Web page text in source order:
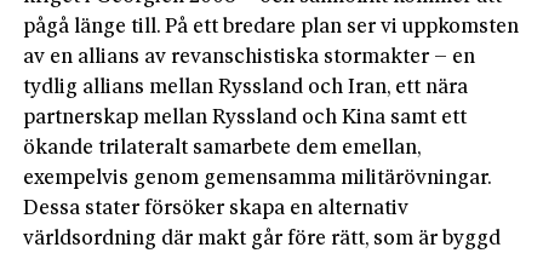
pågå länge till. På ett bredare plan ser vi uppkomsten
av en allians av revanschistiska stormakter – en
tydlig allians mellan Ryssland och Iran, ett nära
partnerskap mellan Ryssland och Kina samt ett
ökande trilateralt samarbete dem emellan,
exempelvis genom gemensamma militärövningar.
Dessa stater försöker skapa en alternativ
världsordning där makt går före rätt, som är byggd